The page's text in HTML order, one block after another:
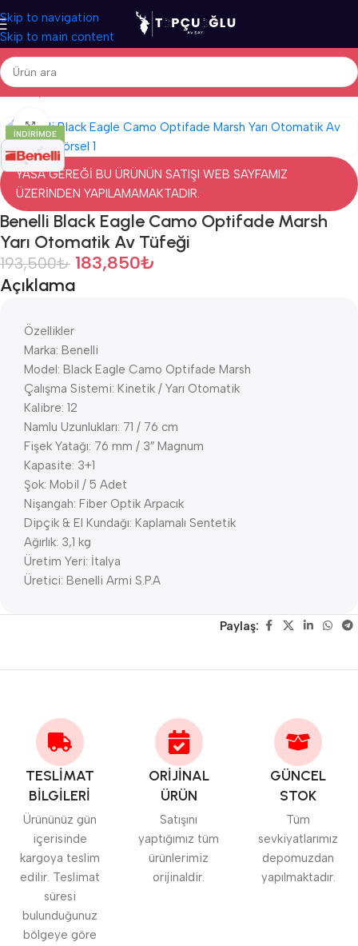
Skip to navigation
Skip to main content
Ana Sayfa/Av Tüfekleri/İthal Av Tüfekleri/Otomatik Av Tüfekleri
İNDIRIMDE
Click to enlarge
YASA GEREĞİ BU ÜRÜNÜN SATIŞI WEB SAYFAMIZ
ÜZERİNDEN YAPILAMAMAKTADIR.
Benelli Black Eagle Camo Optifade Marsh
Yarı Otomatik Av Tüfeği
193,500₺ 183,850₺
Açıklama
Özellikler
Marka: Benelli
Model: Black Eagle Camo Optifade Marsh
Çalışma Sistemi: Kinetik / Yarı Otomatik
Kalibre: 12
Namlu Uzunlukları: 71 / 76 cm
Fişek Yatağı: 76 mm / 3″ Magnum
Kapasite: 3+1
Şok: Mobil / 5 Adet
Nişangah: Fiber Optik Arpacık
Dipçik & El Kundağı: Kaplamalı Sentetik
Ağırlık: 3,1 kg
Üretim Yeri: İtalya
Üretici: Benelli Armi S.P.A
Paylaş:
TESLİMAT
BİLGİLERİ
Ürününüz gün
içerisinde
kargoya teslim
edilir. Teslimat
süresi
bulunduğunuz
bölgeye göre
ORİJİNAL
ÜRÜN
Satışını
yaptığımız tüm
ürünlerimiz
orijinaldir.
GÜNCEL
STOK
Tüm
sevkiyatlarımız
depomuzdan
yapılmaktadır.